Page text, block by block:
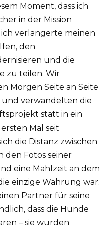
Moment, dass ich
in der Mission
ich verlängerte meinen
den
und die
zu teilen. Wir
Morgen Seite an Seite
verwandelten die
statt in ein
Mal seit
die Distanz zwischen
den Fotos seiner
eine Mahlzeit an dem
einzige Währung war.
Partner für seine
dass die Hunde
– sie wurden